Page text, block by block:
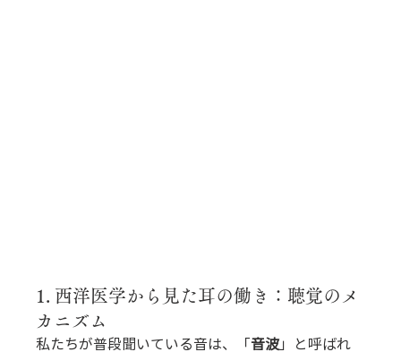
1. 西洋医学から見た耳の働き：聴覚のメ
カニズム
私たちが普段聞いている音は、「音波」と呼ばれ